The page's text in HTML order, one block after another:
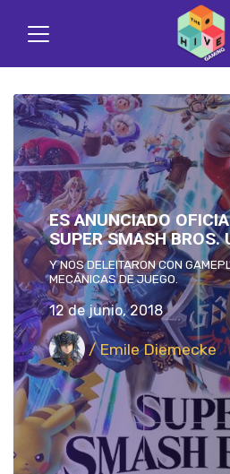
ES ANUNCIADO
SUPER SMASH BROS.
Y NOS DELEITARON CON
MECÁNICAS DE JUEGO.
12 de junio, 2018
/ Emile Diemecke